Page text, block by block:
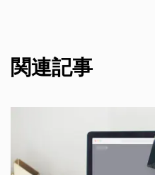
関連記事